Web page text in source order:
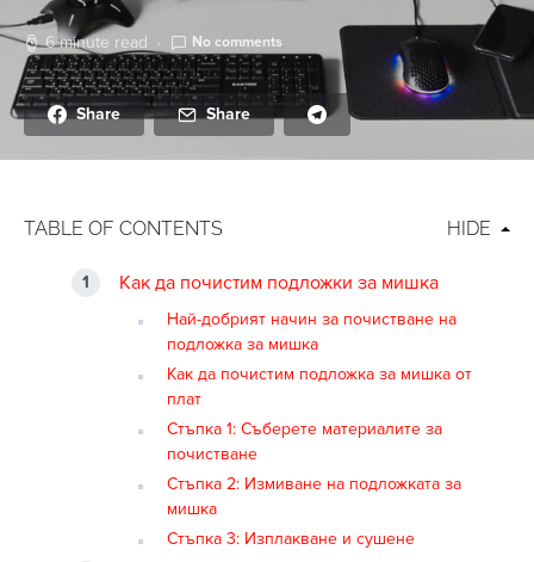
6 minute read No comments
Share Share
TABLE OF CONTENTS HIDE
Как да почистим подложки за мишка
Най-добрият начин за почистване на
подложка за мишка
Как да почистим подложка за мишка от
плат
Стъпка 1: Съберете материалите за
почистване
Стъпка 2: Измиване на подложката за
мишка
Стъпка 3: Изплакване и сушене